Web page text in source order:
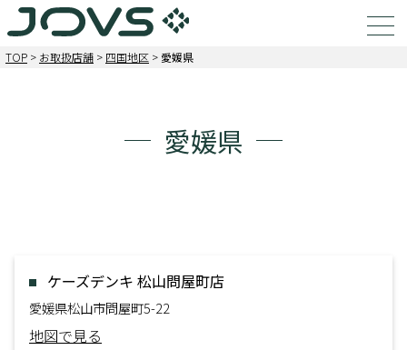
TOP > お取扱店舗 > 四国地区 > 愛媛県
愛媛県
ケーズデンキ 松山問屋町店
愛媛県松山市問屋町5-22
地図で見る